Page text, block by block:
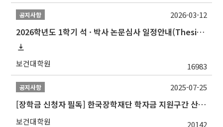
공지사항
2026학년도 1학기 석 · 박사 논문심사 일정안내(Thesis Defense Schedules)
보건대학원 16983
2026-03-12
공지사항
[장학금 신청자 필독] 한국장학재단 학자금 지원구간 산정 권고
보건대학원 20142
2025-07-25